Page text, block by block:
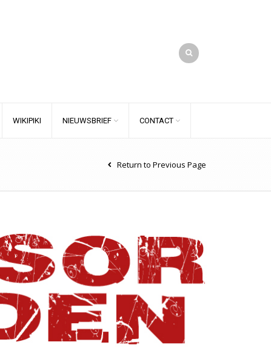
WIKIPIKI NIEUWSBRIEF CONTACT
Return to Previous Page